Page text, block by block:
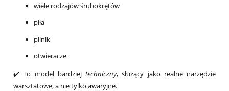
wiele rodzajów śrubokrętów
piła
pilnik
otwieracze
✔️ To model bardziej techniczny, służący jako realne narzędzie
warsztatowe, a nie tylko awaryjne.